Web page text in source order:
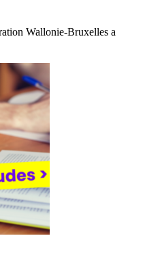
Wallonie-Bruxelles a